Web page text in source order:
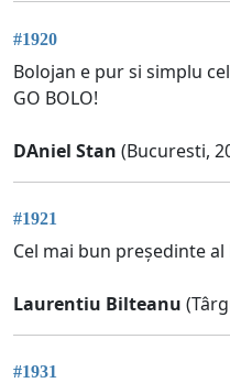
#1920
Bolojan e pur si simplu
GO BOLO!
DAniel Stan (Bucuresti,
#1921
Cel mai bun președinte al
Laurentiu Bilteanu
#1931